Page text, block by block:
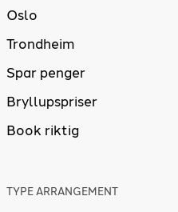
Oslo
Trondheim
Spar penger
Bryllupspriser
Book riktig
TYPE ARRANGEMENT